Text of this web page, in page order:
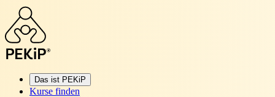
Das ist PEKiP
Kurse finden